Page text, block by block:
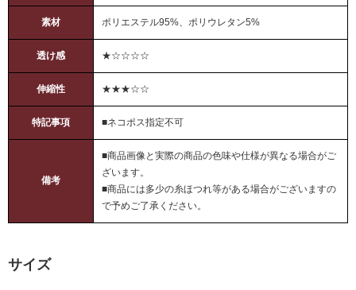
素材 ポリエステル95%、ポリウレタン5%
透け感 ★☆☆☆☆
伸縮性 ★★★☆☆
特記事項 ■ネコポス指定不可
備考
■商品画像と実際の商品の色味や仕様が異なる場合がご
ざいます。
■商品には多少の糸ほつれ等がある場合がございますの
で予めご了承ください。
サイズ